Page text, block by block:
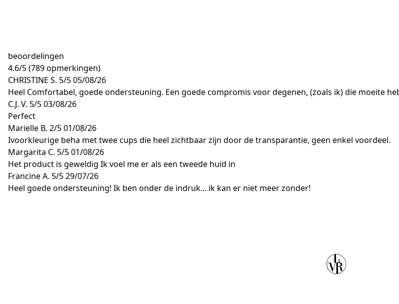
beoordelingen
4.6/5(789 opmerkingen)
CHRISTINE S. 5/505/08/26
Heel Comfortabel, goede ondersteuning. Een goede compromis voor degenen, (zoals ik) die moeite
C.J. V. 5/503/08/26
Perfect
Marielle B. 2/501/08/26
Ivoorkleurige beha met twee cups die heel zichtbaar zijn door de transparantie, geen enkel voordeel.
Margarita C. 5/501/08/26
Het product is geweldig Ik voel me er als een tweede huid in
Francine A. 5/529/07/26
Heel goede ondersteuning! Ik ben onder de indruk... ik kan er niet meer zonder!